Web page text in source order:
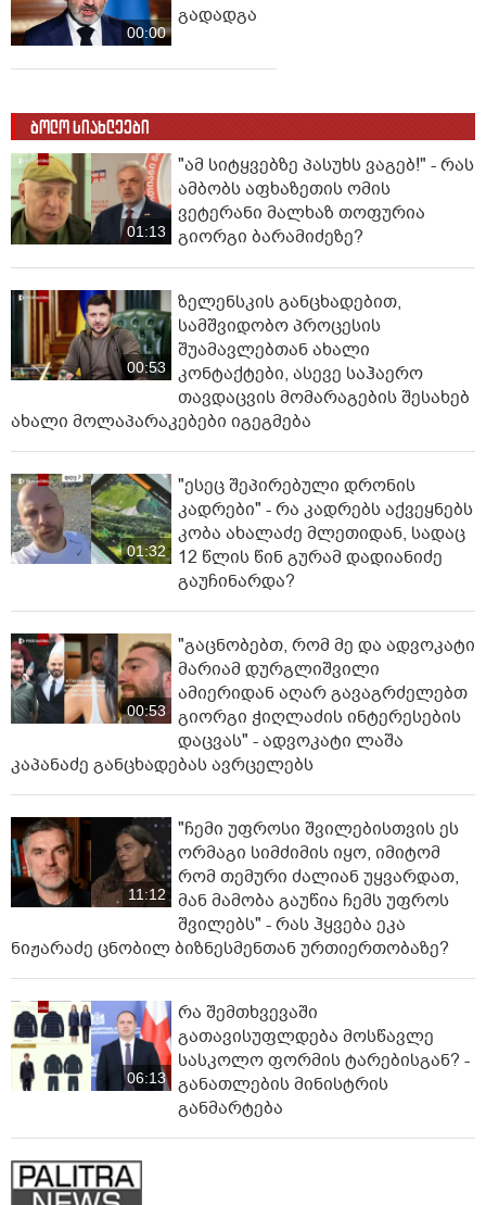
00:00
გადადგა
ბოლო სიახლეები
01:13
"ამ სიტყვებზე პასუხს ვაგებ!" - რას
ამბობს აფხაზეთის ომის
ვეტერანი მალხაზ თოფურია
გიორგი ბარამიძეზე?
00:53
ზელენსკის განცხადებით,
სამშვიდობო პროცესის
შუამავლებთან ახალი
კონტაქტები, ასევე საჰაერო
თავდაცვის მომარაგების შესახებ
ახალი მოლაპარაკებები იგეგმება
01:32
"ესეც შეპირებული დრონის
კადრები" - რა კადრებს აქვეყნებს
კობა ახალაძე მლეთიდან, სადაც
12 წლის წინ გურამ დადიანიძე
გაუჩინარდა?
00:53
"გაცნობებთ, რომ მე და ადვოკატი
მარიამ დურგლიშვილი
ამიერიდან აღარ გავაგრძელებთ
გიორგი ჭიღლაძის ინტერესების
დაცვას" - ადვოკატი ლაშა
კაპანაძე განცხადებას ავრცელებს
11:12
"ჩემი უფროსი შვილებისთვის ეს
ორმაგი სიმძიმის იყო, იმიტომ
რომ თემური ძალიან უყვარდათ,
მან მამობა გაუწია ჩემს უფროს
შვილებს" - რას ჰყვება ეკა
ნიჟარაძე ცნობილ ბიზნესმენთან ურთიერთობაზე?
06:13
რა შემთხვევაში
გათავისუფლდება მოსწავლე
სასკოლო ფორმის ტარებისგან? -
განათლების მინისტრის
განმარტება